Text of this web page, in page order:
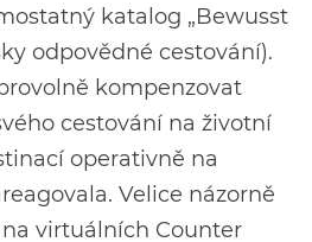
katalog „Bewusst
odpovědné cestování).
kompenzovat
cestování na životní
operativně na
Velice názorně
virtuálních Counter